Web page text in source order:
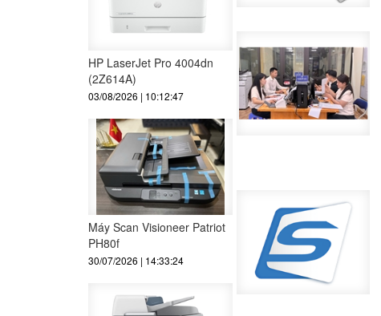
HP LaserJet Pro 4004dn
(2Z614A)
03/08/2026 | 10:12:47
Máy Scan Visioneer Patriot
PH80f
30/07/2026 | 14:33:24